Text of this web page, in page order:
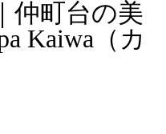
仲町台の美
Kaiwa（カ